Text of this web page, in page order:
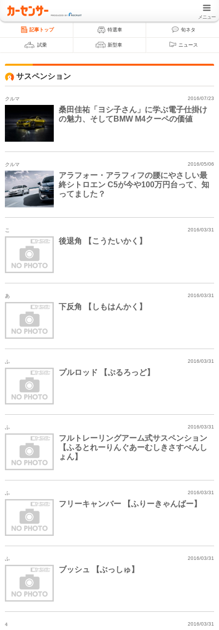
メニュー
記事トップ 特選車 旬ネタ
試乗 新型車 ニュース
サスペンション
クルマ 2016/07/23
桑田佳祐「ヨシ子さん」に学ぶ電子仕掛け
の魅力、そしてBMW M4クーペの価値
クルマ 2016/05/06
アラフォー・アラフィフの腰にやさしい最
終シトロエン C5が今や100万円台って、知
ってました？
こ 2016/03/31
後退角 【こうたいかく】
あ 2016/03/31
下反角 【しもはんかく】
ふ 2016/03/31
プルロッド 【ぷるろっど】
ふ 2016/03/31
フルトレーリングアーム式サスペンション
【ふるとれーりんぐあーむしきさすぺんし
ょん】
ふ 2016/03/31
フリーキャンバー 【ふりーきゃんばー】
ふ 2016/03/31
ブッシュ 【ぶっしゅ】
4 2016/03/31